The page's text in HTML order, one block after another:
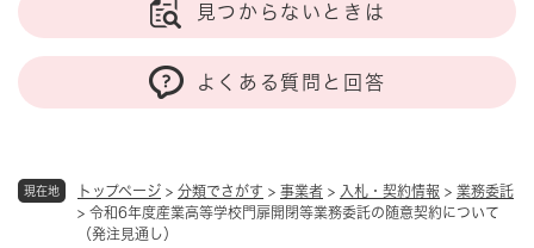
現在地 トップページ > 分類でさがす > 事業者 > 入札・契約情報 > 業務委託
> 令和6年度産業高等学校門扉開閉等業務委託の随意契約について
（発注見通し）
見つからないときは
よくある質問と回答